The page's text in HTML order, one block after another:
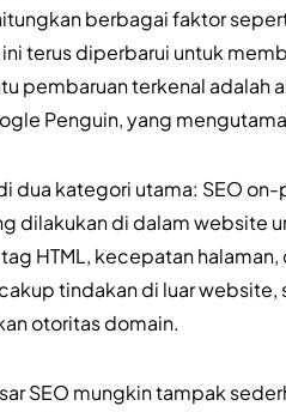
berbagai faktor
terus diperbarui untuk
pembaruan terkenal
Penguin, yang
dua kategori utama: SEO
dilakukan di dalam website
HTML, kecepatan
tindakan di luar
otoritas domain.
SEO mungkin tampak